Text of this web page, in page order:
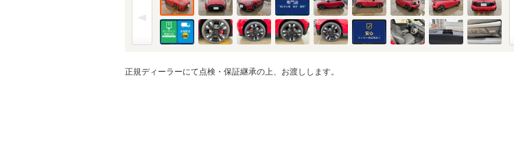
正規ディーラーにて点検・保証継承の上、お渡しします。